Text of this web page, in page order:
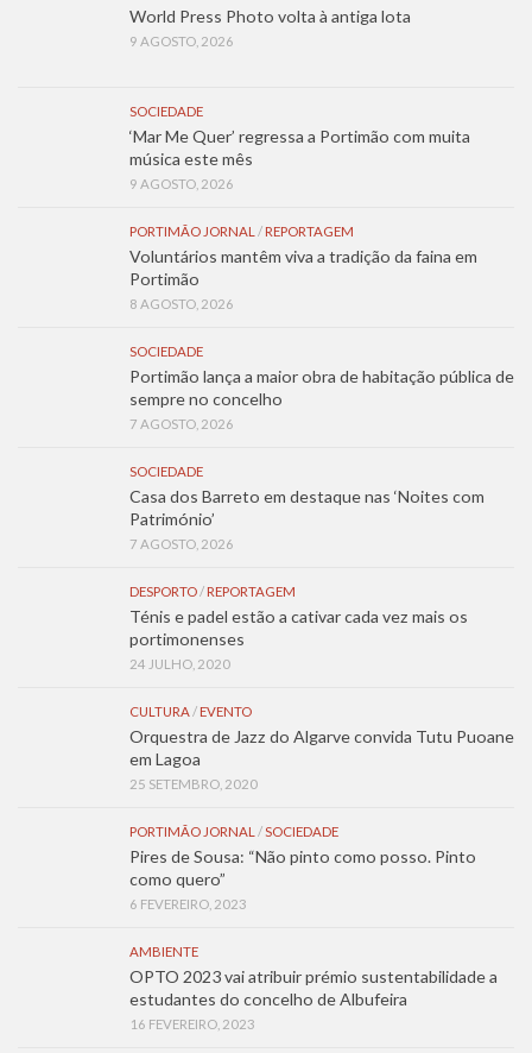
World Press Photo volta à antiga lota
9 AGOSTO, 2026
SOCIEDADE
‘Mar Me Quer’ regressa a Portimão com muita
música este mês
9 AGOSTO, 2026
PORTIMÃO JORNAL / REPORTAGEM
Voluntários mantêm viva a tradição da faina em
Portimão
8 AGOSTO, 2026
SOCIEDADE
Portimão lança a maior obra de habitação pública de
sempre no concelho
7 AGOSTO, 2026
SOCIEDADE
Casa dos Barreto em destaque nas ‘Noites com
Património’
7 AGOSTO, 2026
DESPORTO/ REPORTAGEM
Ténis e padel estão a cativar cada vez mais os
portimonenses
24 JULHO, 2020
CULTURA/ EVENTO
Orquestra de Jazz do Algarve convida Tutu Puoane
em Lagoa
25 SETEMBRO, 2020
PORTIMÃO JORNAL /SOCIEDADE
Pires de Sousa: “Não pinto como posso. Pinto
como quero”
6 FEVEREIRO, 2023
AMBIENTE
OPTO 2023 vai atribuir prémio sustentabilidade a
estudantes do concelho de Albufeira
16 FEVEREIRO, 2023